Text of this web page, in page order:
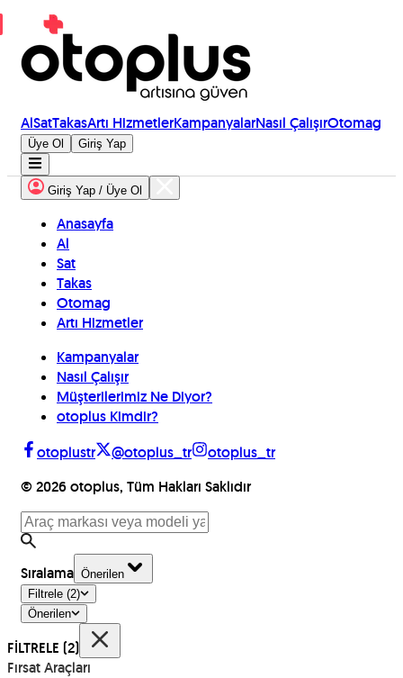
AlSatTakasArtı HizmetlerKampanyalarNasıl ÇalışırOtomag
Üye Ol Giriş Yap
Giriş Yap / Üye Ol
Anasayfa
Al
Sat
Takas
Otomag
Artı Hizmetler
Kampanyalar
Nasıl Çalışır
Müşterilerimiz Ne Diyor?
otoplus Kimdir?
otoplustr
@otoplus_tr
otoplus_tr
© 2026 otoplus, Tüm Hakları Saklıdır
Sıralama Önerilen
Filtrele (2)
Önerilen
FİLTRELE (2)
Fırsat Araçları